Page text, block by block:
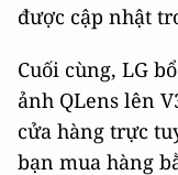
được cập nhật
Cuối cùng, LG
ảnh QLens lên
cửa hàng trực
bạn mua hàng